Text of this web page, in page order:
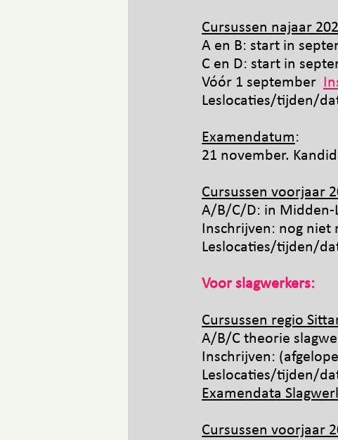
Cursussen najaar
A en B: start in
C en D: start in
Vóór 1 september
Leslocaties/tijden/
Examendatum:
21 november.
Cursussen voorjaar
A/B/C/D: in Midden-
Inschrijven: nog niet
Leslocaties/tijden/
Voor slagwerkers:
Cursussen regio
A/B/C theorie
Inschrijven:
Leslocaties/tijden/
Examendata
Cursussen voorjaar